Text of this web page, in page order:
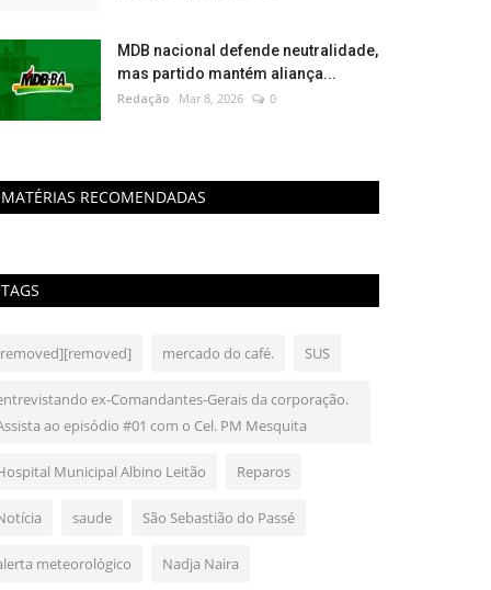
MDB nacional defende neutralidade,
mas partido mantém aliança...
Redação Mar 8, 2026 0
MATÉRIAS RECOMENDADAS
TAGS
mercado do café. SUS
ex-Comandantes-Gerais da corporação.
ao episódio #01 com o Cel. PM Mesquita
Municipal Albino Leitão Reparos
saude São Sebastião do Passé
meteorológico Nadja Naira